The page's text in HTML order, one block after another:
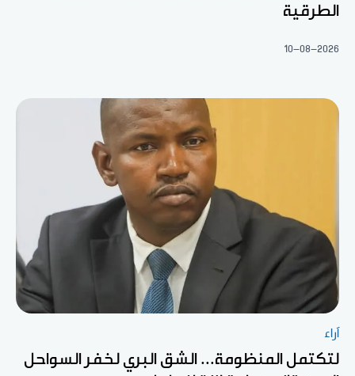
الطرقية
10-08-2026
آراء
لتكتمل المنظومة... الشق البري لخفر السواحل